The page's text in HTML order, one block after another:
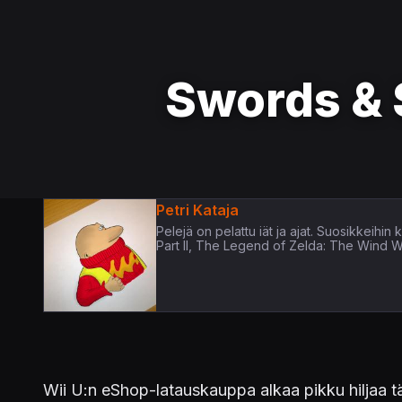
Swords &
Petri Kataja
Pelejä on pelattu iät ja ajat. Suosikkeihin
Part II, The Legend of Zelda: The Wind
Wii U:n eShop-latauskauppa alkaa pikku hiljaa